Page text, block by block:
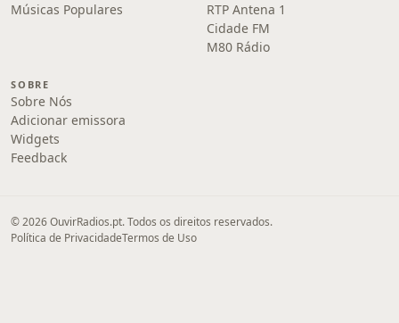
Músicas Populares
RTP Antena 1
Cidade FM
M80 Rádio
SOBRE
Sobre Nós
Adicionar emissora
Widgets
Feedback
© 2026 OuvirRadios.pt. Todos os direitos reservados.
Política de PrivacidadeTermos de Uso